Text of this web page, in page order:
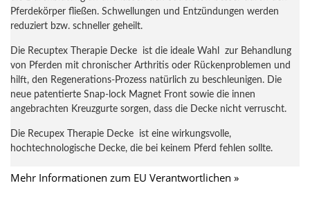
Pferdekörper fließen. Schwellungen und Entzündungen werden
reduziert bzw. schneller geheilt.
Die Recuptex Therapie Decke ist die ideale Wahl zur Behandlung
von Pferden mit chronischer Arthritis oder Rückenproblemen und
hilft, den Regenerations-Prozess natürlich zu beschleunigen. Die
neue patentierte Snap-lock Magnet Front sowie die innen
angebrachten Kreuzgurte sorgen, dass die Decke nicht verruscht.
Die Recupex Therapie Decke ist eine wirkungsvolle,
hochtechnologische Decke, die bei keinem Pferd fehlen sollte.
Mehr Informationen zum EU Verantwortlichen »